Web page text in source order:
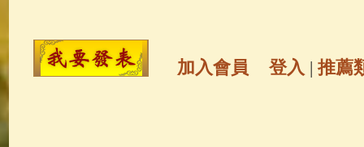
金山活佛
加入會員 登入 | 推薦